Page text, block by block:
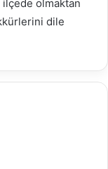
olmaktan
dile